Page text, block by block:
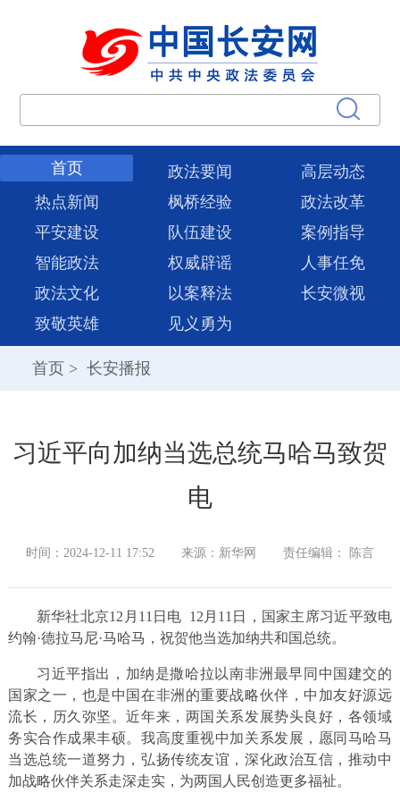
首页 政法要闻
高层动态
热点新闻
枫桥经验
政法改革
平安建设
队伍建设
案例指导
智能政法
权威辟谣
人事任免
政法文化
以案释法
长安微视
致敬英雄
见义勇为
首页 > 长安播报
习近平向加纳当选总统马哈马致贺
电
时间：2024-12-11 17:52 来源：新华网 责任编辑： 陈言
新华社北京12月11日电 12月11日，国家主席习近平致电
约翰·德拉马尼·马哈马，祝贺他当选加纳共和国总统。
习近平指出，加纳是撒哈拉以南非洲最早同中国建交的
国家之一，也是中国在非洲的重要战略伙伴，中加友好源远
流长，历久弥坚。近年来，两国关系发展势头良好，各领域
务实合作成果丰硕。我高度重视中加关系发展，愿同马哈马
当选总统一道努力，弘扬传统友谊，深化政治互信，推动中
加战略伙伴关系走深走实，为两国人民创造更多福祉。